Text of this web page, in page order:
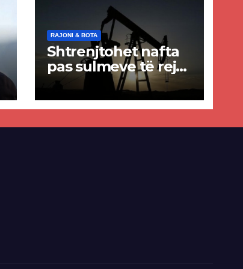
RAJONI & BOTA
Shtrenjtohet nafta
pas sulmeve të reja
SHBA–Iran